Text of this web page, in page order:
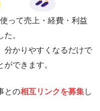
って売上・経費・利益
。
分かりやすくなるだけで
ができます。
との相互リンクを募集し